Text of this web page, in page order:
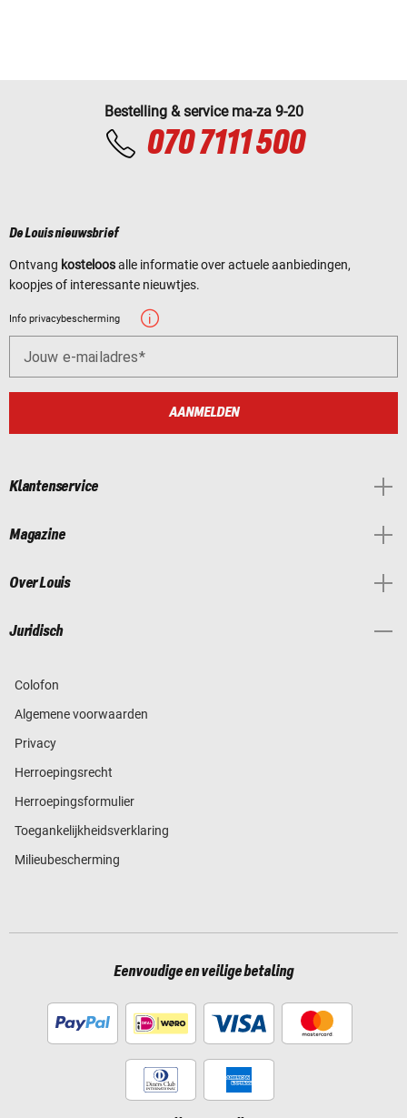
Bestelling & service ma-za 9-20
070 7111 500
De Louis nieuwsbrief
Ontvang kosteloosalle informatie over actuele aanbiedingen,
koopjes of interessante nieuwtjes.
Info privacybescherming
Jouw e-mailadres
AANMELDEN
Klantenservice
Magazine
Over Louis
Juridisch
Colofon
Algemene voorwaarden
Privacy
Herroepingsrecht
Herroepingsformulier
Toegankelijkheidsverklaring
Milieubescherming
Eenvoudige en veilige betaling